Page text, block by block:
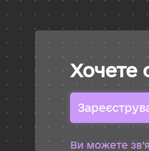
Хочете
Ви можете